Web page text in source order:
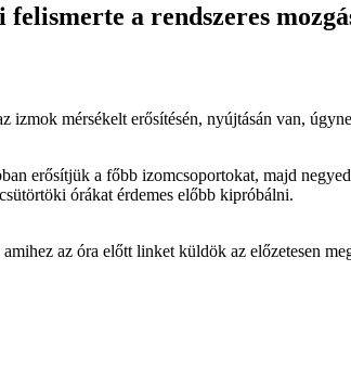
a rendszeres
izmok mérsékelt erősítésén, nyújtásán van,
erősítjük a főbb izomcsoportokat, majd
órákat érdemes előbb kipróbálni.
az óra előtt linket küldök az előzetesen